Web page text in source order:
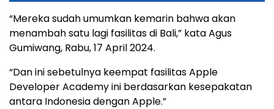
“Mereka sudah umumkan kemarin bahwa akan
menambah satu lagi fasilitas di Bali,” kata Agus
Gumiwang, Rabu, 17 April 2024.
“Dan ini sebetulnya keempat fasilitas Apple
Developer Academy ini berdasarkan kesepakatan
antara Indonesia dengan Apple.”